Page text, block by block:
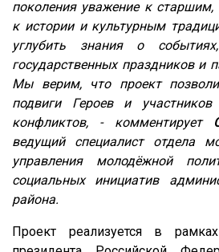
поколения уважение к
к истории и культурным
углубить знания о
государственных праздников и
Мы верим, что проект
подвиги Героев и
конфликтов, - комментирует
ведущий специалист отдела
управления молодёжной
социальных инициатив
района.
Проект реализуется в